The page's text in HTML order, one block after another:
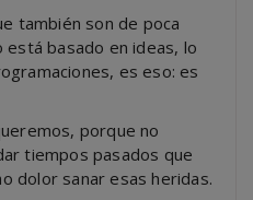
también son de poca
está basado en ideas, lo
es eso: es
porque no
tiempos pasados que
dolor sanar esas heridas.